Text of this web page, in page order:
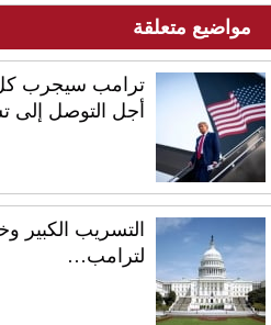
مواضيع متعلقة
ترامب سيجرب
أجل التوصل إلى
التسريب الكبير
لترامب…